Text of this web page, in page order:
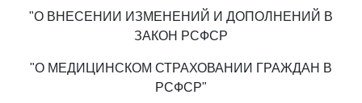
"О ВНЕСЕНИИ ИЗМЕНЕНИЙ И ДОПОЛНЕНИЙ В
ЗАКОН РСФСР
"О МЕДИЦИНСКОМ СТРАХОВАНИИ ГРАЖДАН В
РСФСР"